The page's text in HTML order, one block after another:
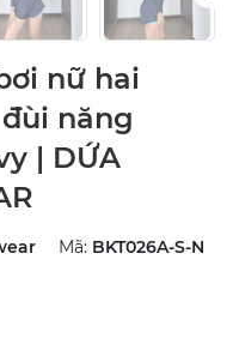
nữ hai
năng
| DỨA
Mã: BKT026A-S-N